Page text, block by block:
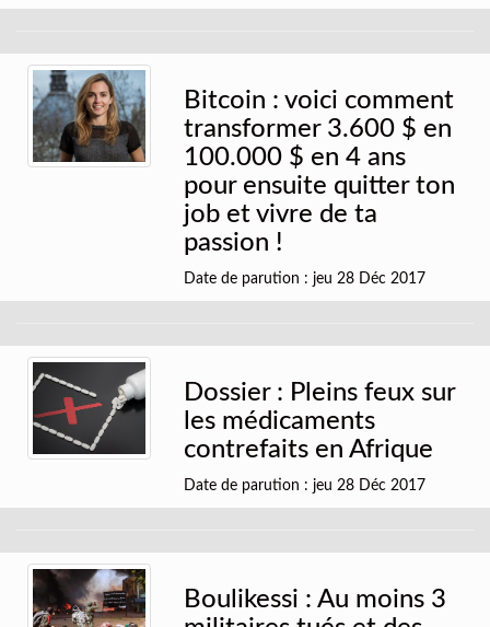
Bitcoin : voici comment
transformer 3.600 $ en
100.000 $ en 4 ans
pour ensuite quitter ton
job et vivre de ta
passion !
Date de parution : jeu 28 Déc 2017
Dossier : Pleins feux sur
les médicaments
contrefaits en Afrique
Date de parution : jeu 28 Déc 2017
Boulikessi : Au moins 3